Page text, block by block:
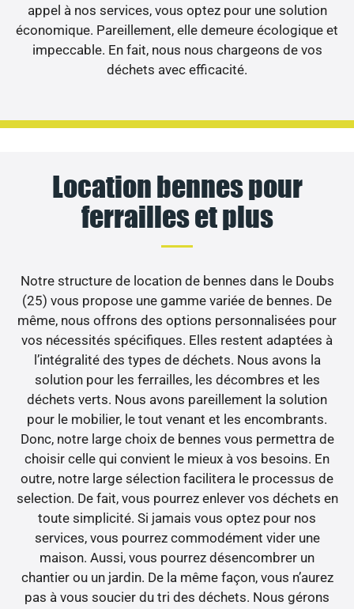
appel à nos services, vous optez pour une solution
économique. Pareillement, elle demeure écologique et
impeccable. En fait, nous nous chargeons de vos
déchets avec efficacité.
Location bennes pour
ferrailles et plus
Notre structure de location de bennes dans le Doubs
(25) vous propose une gamme variée de bennes. De
même, nous offrons des options personnalisées pour
vos nécessités spécifiques. Elles restent adaptées à
l’intégralité des types de déchets. Nous avons la
solution pour les ferrailles, les décombres et les
déchets verts. Nous avons pareillement la solution
pour le mobilier, le tout venant et les encombrants.
Donc, notre large choix de bennes vous permettra de
choisir celle qui convient le mieux à vos besoins. En
outre, notre large sélection facilitera le processus de
selection. De fait, vous pourrez enlever vos déchets en
toute simplicité. Si jamais vous optez pour nos
services, vous pourrez commodément vider une
maison. Aussi, vous pourrez désencombrer un
chantier ou un jardin. De la même façon, vous n’aurez
pas à vous soucier du tri des déchets. Nous gérons